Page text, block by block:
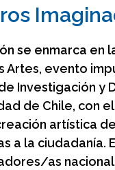
Funcionarias/os
Egresadas/os
se enmarca en
Artes, evento
Investigación y
de Chile, con
artística de
a la ciudadanía.
as